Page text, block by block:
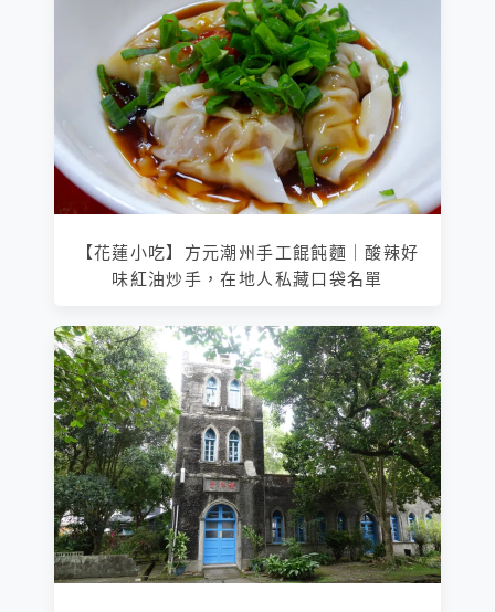
【花蓮小吃】方元潮州手工餛飩麵｜酸辣好
味紅油炒手，在地人私藏口袋名單